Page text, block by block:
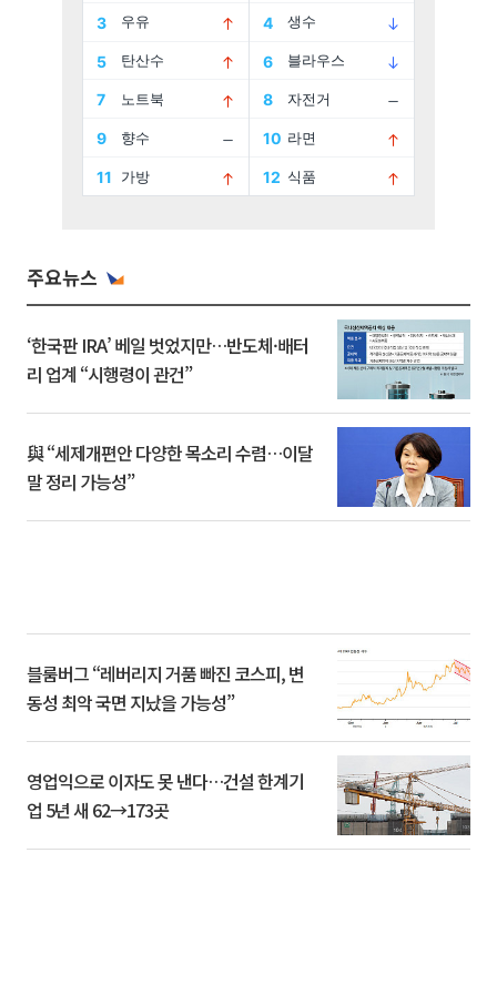
주요뉴스
‘한국판 IRA’ 베일 벗었지만…반도체·배터
리 업계 “시행령이 관건”
與 “세제개편안 다양한 목소리 수렴…이달
말 정리 가능성”
블룸버그 “레버리지 거품 빠진 코스피, 변
동성 최악 국면 지났을 가능성”
영업익으로 이자도 못 낸다…건설 한계기
업 5년 새 62→173곳